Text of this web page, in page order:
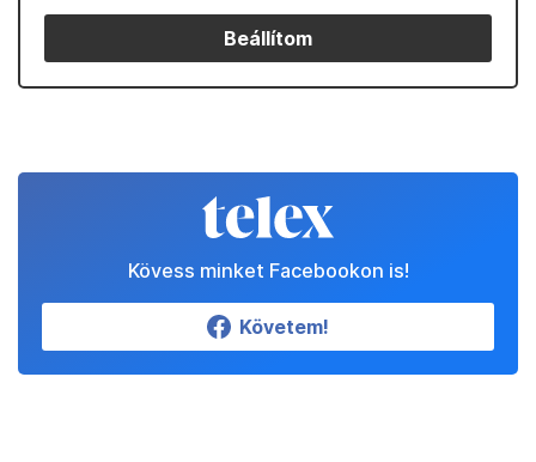
Beállítom
Kövess minket Facebookon is!
Követem!